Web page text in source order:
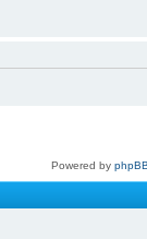
Powered by